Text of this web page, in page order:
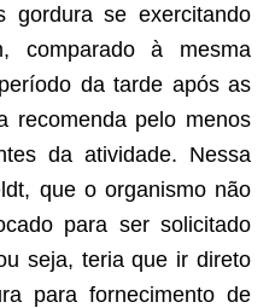
gordura se exercitando
comparado à mesma
da tarde após as
recomenda pelo menos
da atividade. Nessa
que o organismo não
para ser solicitado
seja, teria que ir direto
para fornecimento de